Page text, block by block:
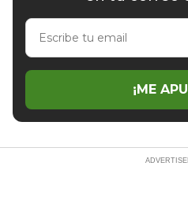
Escribe
email
¡ME